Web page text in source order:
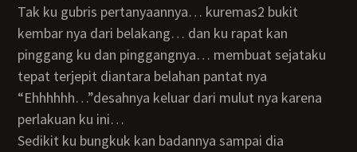
Tak ku gubris pertanyaannya… kuremas2 bukit
kembar nya dari belakang… dan ku rapat kan
pinggang ku dan pinggangnya… membuat sejataku
tepat terjepit diantara belahan pantat nya
“ehhhhhh…”desahnya keluar dari mulut nya karena
perlakuan ku ini…
Sedikit ku bungkuk kan badannya sampai dia